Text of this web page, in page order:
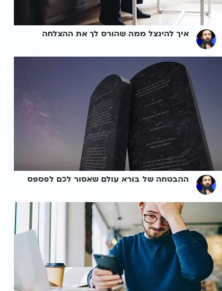
איך להינצל ממה שהורס לך את ההצלחה
ההבטחה של בורא עולם שאסור לכם לפספס